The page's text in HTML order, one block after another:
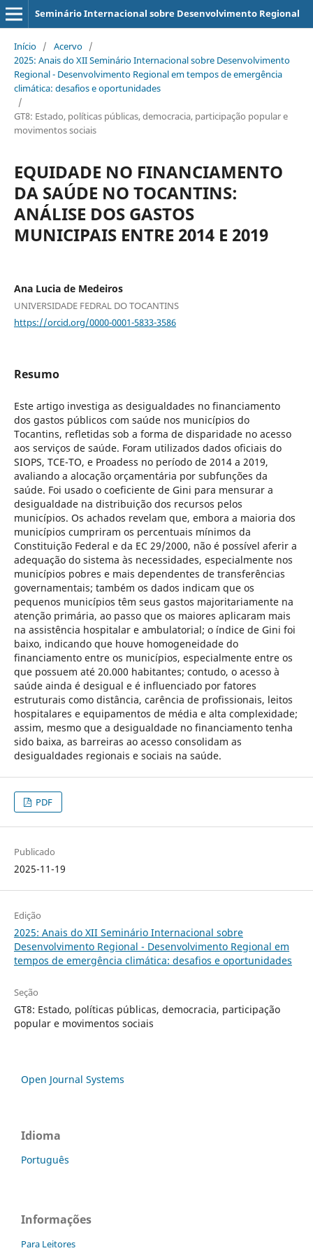
Seminário Internacional sobre Desenvolvimento Regional
Início / Acervo /
2025: Anais do XII Seminário Internacional sobre Desenvolvimento
Regional - Desenvolvimento Regional em tempos de emergência
climática: desafios e oportunidades
/
GT8: Estado, políticas públicas, democracia, participação popular e
movimentos sociais
EQUIDADE NO FINANCIAMENTO
DA SAÚDE NO TOCANTINS:
ANÁLISE DOS GASTOS
MUNICIPAIS ENTRE 2014 E 2019
Ana Lucia de Medeiros
UNIVERSIDADE FEDRAL DO TOCANTINS
https://orcid.org/0000-0001-5833-3586
Resumo
Este artigo investiga as desigualdades no financiamento
dos gastos públicos com saúde nos municípios do
Tocantins, refletidas sob a forma de disparidade no acesso
aos serviços de saúde. Foram utilizados dados oficiais do
SIOPS, TCE-TO, e Proadess no período de 2014 a 2019,
avaliando a alocação orçamentária por subfunções da
saúde. Foi usado o coeficiente de Gini para mensurar a
desigualdade na distribuição dos recursos pelos
municípios. Os achados revelam que, embora a maioria dos
municípios cumpriram os percentuais mínimos da
Constituição Federal e da EC 29/2000, não é possível aferir a
adequação do sistema às necessidades, especialmente nos
municípios pobres e mais dependentes de transferências
governamentais; também os dados indicam que os
pequenos municípios têm seus gastos majoritariamente na
atenção primária, ao passo que os maiores aplicaram mais
na assistência hospitalar e ambulatorial; o índice de Gini foi
baixo, indicando que houve homogeneidade do
financiamento entre os municípios, especialmente entre os
que possuem até 20.000 habitantes; contudo, o acesso à
saúde ainda é desigual e é influenciado por fatores
estruturais como distância, carência de profissionais, leitos
hospitalares e equipamentos de média e alta complexidade;
assim, mesmo que a desigualdade no financiamento tenha
sido baixa, as barreiras ao acesso consolidam as
desigualdades regionais e sociais na saúde.
PDF
Publicado
2025-11-19
Edição
2025: Anais do XII Seminário Internacional sobre
Desenvolvimento Regional - Desenvolvimento Regional em
tempos de emergência climática: desafios e oportunidades
Seção
GT8: Estado, políticas públicas, democracia, participação
popular e movimentos sociais
Open Journal Systems
Idioma
Português
Informações
Para Leitores